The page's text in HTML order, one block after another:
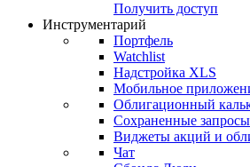
Попробуйте7-дневный
Откройте глобальную
Получить доступ
Инструментарий
Портфель
Watchlist
Надстройка XLS
Мобильное